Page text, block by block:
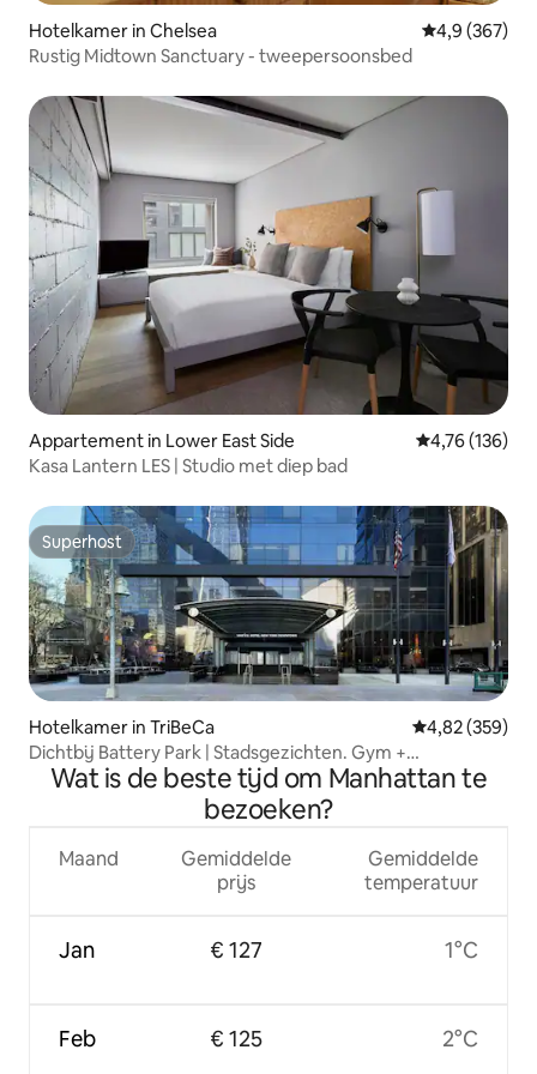
Hotelkamer in Chelsea Gemiddelde
4,9 (367)
Rustig Midtown Sanctuary - tweepersoonsbed
Appartement in Lower East Side Gemiddelde
4,76 (136)
Kasa Lantern LES | Studio met diep bad
Superhost
Superhost
Hotelkamer in TriBeCa Gemiddelde
4,82 (359)
Dichtbij Battery Park | Stadsgezichten. Gym +
huisdiervriendelijk
Wat is de beste tijd om Manhattan te
bezoeken?
Maand
Jan
Feb
Gemiddelde
prijs
€ 127
€ 125
Gemiddelde
temperatuur
1°C
2°C